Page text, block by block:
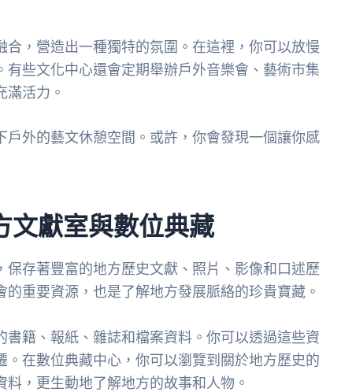
，營造出一種獨特的氛圍。在這裡，你可以放慢
些文化中心還會定期舉辦戶外音樂會、藝術市集
活力。
外的藝文休憩空間。或許，你會發現一個讓你感
文獻室與數位典藏
存著豐富的地方歷史文獻、照片、影像和口述歷
重要資源，也是了解地方發展脈絡的珍貴寶藏。
籍、報紙、雜誌和檔案資料。你可以透過這些資
在數位典藏中心，你可以瀏覽到關於地方歷史的
，更生動地了解地方的故事和人物。